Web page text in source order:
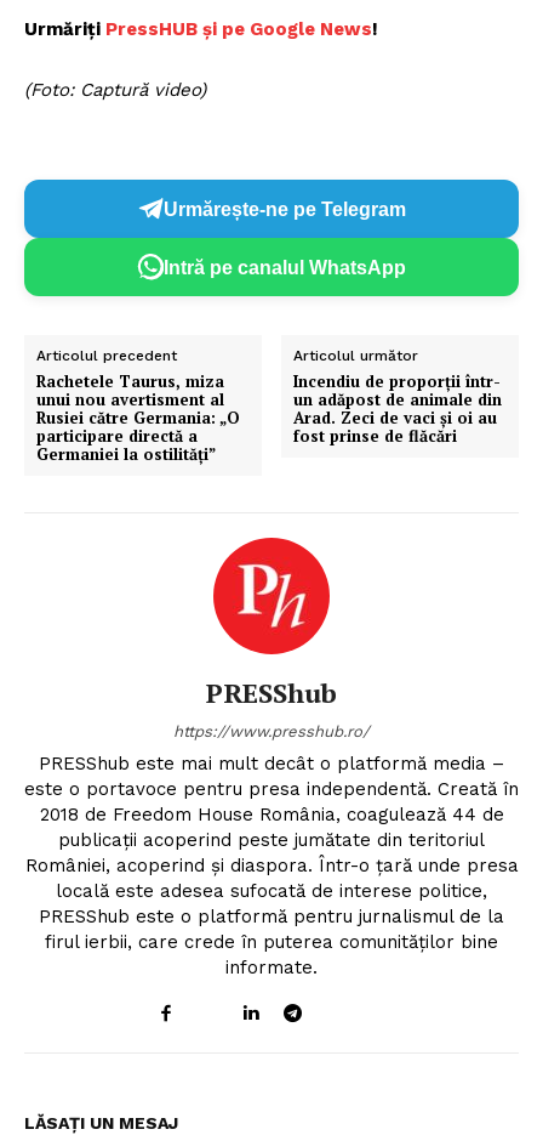
Urmăriți PressHUB și pe Google News!
(Foto: Captură video)
Urmărește-ne pe Telegram
Intră pe canalul WhatsApp
Articolul precedent
Rachetele Taurus, miza
unui nou avertisment al
Rusiei către Germania: „O
participare directă a
Germaniei la ostilități”
Articolul următor
Incendiu de proporții într-
un adăpost de animale din
Arad. Zeci de vaci și oi au
fost prinse de flăcări
PRESShub
https://www.presshub.ro/
PRESShub este mai mult decât o platformă media –
este o portavoce pentru presa independentă. Creată în
2018 de Freedom House România, coagulează 44 de
publicații acoperind peste jumătate din teritoriul
României, acoperind și diaspora. Într-o țară unde presa
locală este adesea sufocată de interese politice,
PRESShub este o platformă pentru jurnalismul de la
firul ierbii, care crede în puterea comunităților bine
informate.
LĂSAȚI UN MESAJ